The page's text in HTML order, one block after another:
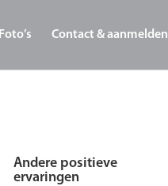
Foto’s Contact & aanmelden
Andere positieve
ervaringen